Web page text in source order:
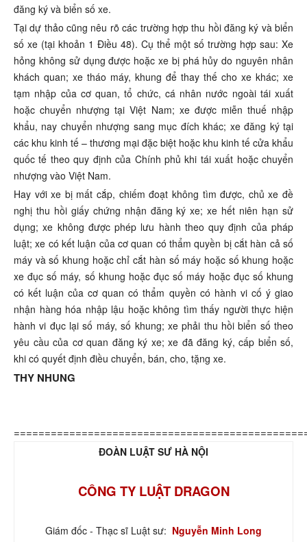
đăng ký và biển số xe.
Tại dự thảo cũng nêu rõ các trường hợp thu hồi đăng ký và biển
số xe (tại khoản 1 Điều 48). Cụ thể một số trường hợp sau: Xe
hỏng không sử dụng được hoặc xe bị phá hủy do nguyên nhân
khách quan; xe tháo máy, khung để thay thế cho xe khác; xe
tạm nhập của cơ quan, tổ chức, cá nhân nước ngoài tái xuất
hoặc chuyển nhượng tại Việt Nam; xe được miễn thuế nhập
khẩu, nay chuyển nhượng sang mục đích khác; xe đăng ký tại
các khu kinh tế – thương mại đặc biệt hoặc khu kinh tế cửa khẩu
quốc tế theo quy định của Chính phủ khi tái xuất hoặc chuyển
nhượng vào Việt Nam.
Hay với xe bị mất cắp, chiếm đoạt không tìm được, chủ xe đề
nghị thu hồi giấy chứng nhận đăng ký xe; xe hết niên hạn sử
dụng; xe không được phép lưu hành theo quy định của pháp
luật; xe có kết luận của cơ quan có thẩm quyền bị cắt hàn cả số
máy và số khung hoặc chỉ cắt hàn số máy hoặc số khung hoặc
xe đục số máy, số khung hoặc đục số máy hoặc đục số khung
có kết luận của cơ quan có thẩm quyền có hành vi cố ý giao
nhận hàng hóa nhập lậu hoặc không tìm thấy người thực hiện
hành vi đục lại số máy, số khung; xe phải thu hồi biển số theo
yêu cầu của cơ quan đăng ký xe; xe đã đăng ký, cấp biển số,
khi có quyết định điều chuyển, bán, cho, tặng xe.
THY NHUNG
ĐOÀN LUẬT SƯ HÀ NỘI
CÔNG TY LUẬT DRAGON
Giám đốc - Thạc sĩ Luật sư: Nguyễn Minh Long